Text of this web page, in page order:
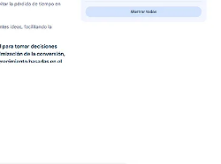
para posicionar tu web en tiempos de
en otras estrategias como
bien las SERPs.. peeeeero...